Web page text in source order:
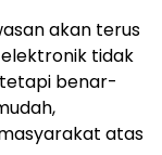
akan terus
tidak
benar-
atas